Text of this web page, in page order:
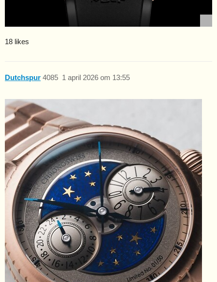
18 likes
Dutchspur 1 april 2026 om 13:55
4085